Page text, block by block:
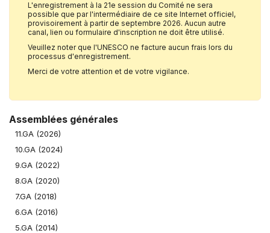
L'enregistrement à la 21e session du Comité ne sera
possible que par l'intermédiaire de ce site Internet officiel,
provisoirement à partir de septembre 2026. Aucun autre
canal, lien ou formulaire d'inscription ne doit être utilisé.
Veuillez noter que l'UNESCO ne facture aucun frais lors du
processus d'enregistrement.
Merci de votre attention et de votre vigilance.
Assemblées générales
11.GA (2026)
10.GA (2024)
9.GA (2022)
8.GA (2020)
7.GA (2018)
6.GA (2016)
5.GA (2014)